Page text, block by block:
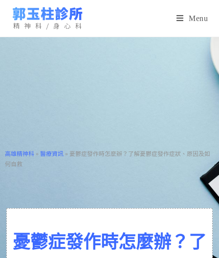
Menu
高雄精神科 » 醫療資訊 » 憂鬱症發作時怎麼辦？了解憂鬱症發作症狀、原因及如
何自救
憂鬱症發作時怎麼辦？了